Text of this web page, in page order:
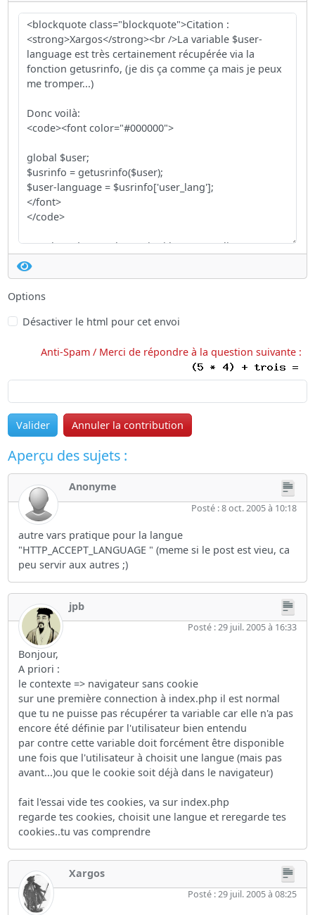
Options
Désactiver le html pour cet envoi
Anti-Spam / Merci de répondre à la question suivante :
Valider Annuler la contribution
Aperçu des sujets :
Anonyme
Posté : 8 oct. 2005 à 10:18
autre vars pratique pour la langue
"HTTP_ACCEPT_LANGUAGE " (meme si le post est vieu, ca
peu servir aux autres ;)
jpb
Posté : 29 juil. 2005 à 16:33
Bonjour,
A priori :
le contexte => navigateur sans cookie
sur une première connection à index.php il est normal
que tu ne puisse pas récupérer ta variable car elle n'a pas
encore été définie par l'utilisateur bien entendu
par contre cette variable doit forcément être disponible
une fois que l'utilisateur à choisit une langue (mais pas
avant...)ou que le cookie soit déjà dans le navigateur)
fait l'essai vide tes cookies, va sur index.php
regarde tes cookies, choisit une langue et reregarde tes
cookies..tu vas comprendre
Xargos
Posté : 29 juil. 2005 à 08:25